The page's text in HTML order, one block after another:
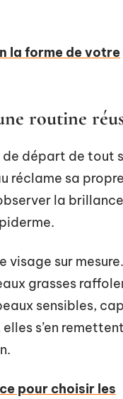
la forme de votre
routine
départ de tout
réclame sa propre
la
visage sur
grasses
sensibles,
s’en
pour choisir les